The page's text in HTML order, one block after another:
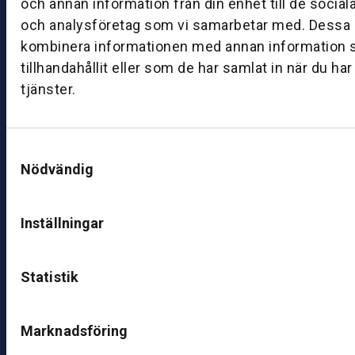
och analysföretag som vi samarbetar med. Dessa
kombinera informationen med annan information
tillhandahållit eller som de har samlat in när du
tjänster.
Nödvändig
Inställningar
Statistik
Marknadsföring
B
ut
ik
ö
k
n
K
d